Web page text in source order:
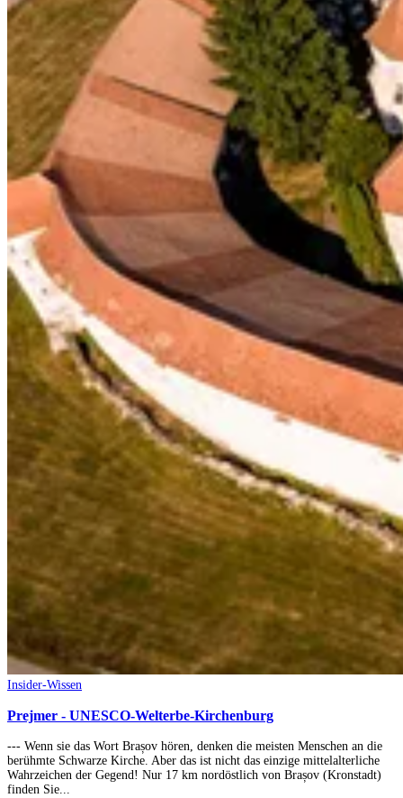
Insider-Wissen
Prejmer - UNESCO-Welterbe-Kirchenburg
--- Wenn sie das Wort Brașov hören, denken die meisten Menschen an die
berühmte Schwarze Kirche. Aber das ist nicht das einzige mittelalterliche
Wahrzeichen der Gegend! Nur 17 km nordöstlich von Brașov (Kronstadt)
finden Sie...